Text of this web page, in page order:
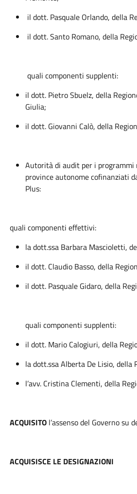
il dott. Pasquale Orlando, della
il dott. Santo Romano, della
quali componenti supplenti:
il dott. Pietro Sbuelz, della
Giulia;
il dott. Giovanni Calò, della
Autorità di audit per i programmi
province autonome cofinanziati
Plus:
quali componenti effettivi:
la dott.ssa Barbara Mascioletti,
il dott. Claudio Basso, della
il dott. Pasquale Gidaro, della
quali componenti supplenti:
il dott. Mario Calogiuri, della
la dott.ssa Alberta De Lisio, della
l’avv. Cristina Clementi, della
ACQUISITO l’assenso del Governo su
ACQUISISCE LE DESIGNAZIONI